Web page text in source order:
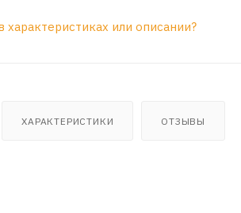
или описании?
ХАРАКТЕРИСТИКИ ОТЗЫВЫ